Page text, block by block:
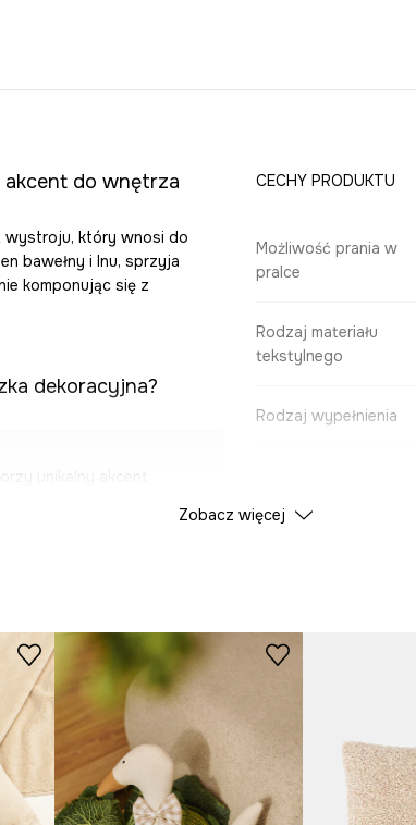
akcent do wnętrza
wystroju, który wnosi do
bawełny i lnu, sprzyja
komponując się z
dekoracyjna?
przytulne i
CECHY PRODUKTU
Możliwość prania w
pralce
Rodzaj materiału
tekstylnego
Rodzaj wypełnienia
ID Produktu
Zobacz więcej